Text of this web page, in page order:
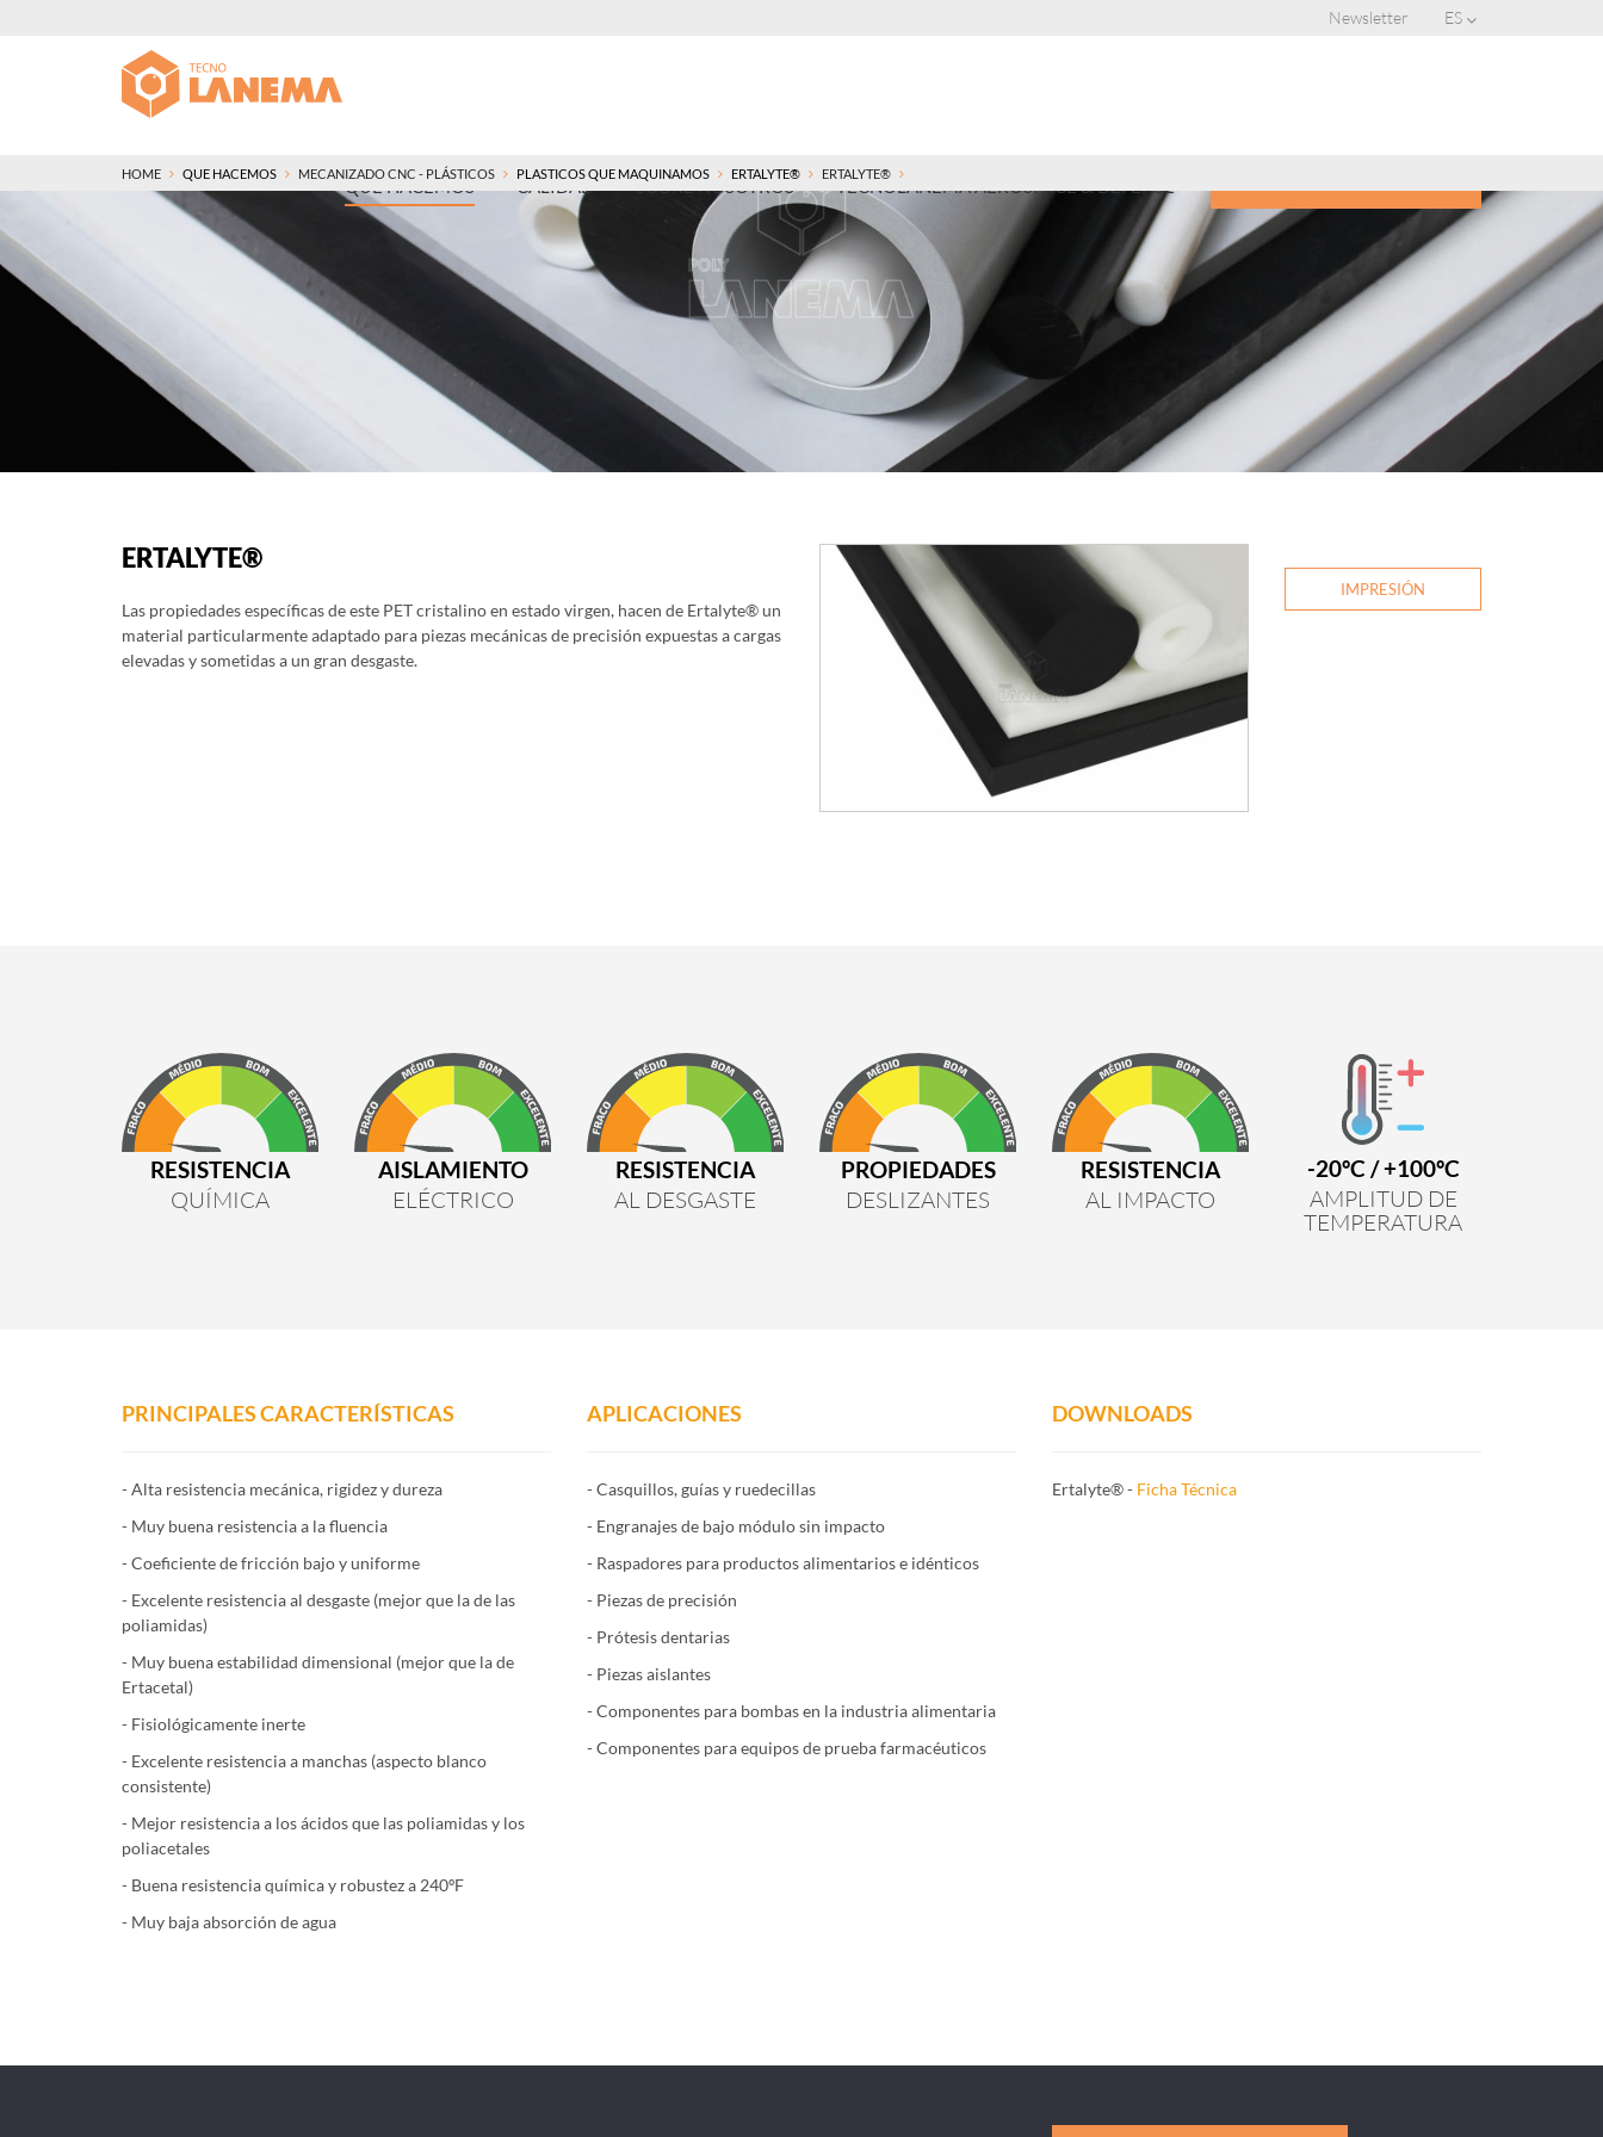
ES
Newsletter
QUE HACEMOS CALIDAD SOBRE NOSOTROS TECNOLANEMA AEROSPACE & DEFENSE
HOME QUE HACEMOS MECANIZADO CNC - PLÁSTICOS PLASTICOS QUE MAQUINAMOS ERTALYTE® ERTALYTE®
ERTALYTE®
Las propiedades específicas de este PET cristalino en estado virgen, hacen de Ertalyte® un
material particularmente adaptado para piezas mecánicas de precisión expuestas a cargas
elevadas y sometidas a un gran desgaste.
IMPRESIÓN
RESISTENCIA
QUÍMICA
AISLAMIENTO
ELÉCTRICO
RESISTENCIA
AL DESGASTE
PROPIEDADES
DESLIZANTES
RESISTENCIA
AL IMPACTO
-20ºC / +100ºC
AMPLITUD DE
TEMPERATURA
PRINCIPALES CARACTERÍSTICAS
- Alta resistencia mecánica, rigidez y dureza
- Muy buena resistencia a la fluencia
- Coeficiente de fricción bajo y uniforme
- Excelente resistencia al desgaste (mejor que la de las
poliamidas)
- Muy buena estabilidad dimensional (mejor que la de
Ertacetal)
- Fisiológicamente inerte
- Excelente resistencia a manchas (aspecto blanco
consistente)
- Mejor resistencia a los ácidos que las poliamidas y los
poliacetales
- Buena resistencia química y robustez a 240ºF
- Muy baja absorción de agua
APLICACIONES
- Casquillos, guías y ruedecillas
- Engranajes de bajo módulo sin impacto
- Raspadores para productos alimentarios e idénticos
- Piezas de precisión
- Prótesis dentarias
- Piezas aislantes
- Componentes para bombas en la industria alimentaria
- Componentes para equipos de prueba farmacéuticos
DOWNLOADS
Ertalyte® - Ficha Técnica